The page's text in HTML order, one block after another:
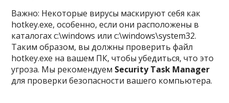
Важно: Некоторые вирусы маскируют себя как
hotkey.exe, особенно, если они расположены в
каталогах c:\windows или c:\windows\system32.
Таким образом, вы должны проверить файл
hotkey.exe на вашем ПК, чтобы убедиться, что это
угроза. Мы рекомендуем Security Task Manager
для проверки безопасности вашего компьютера.